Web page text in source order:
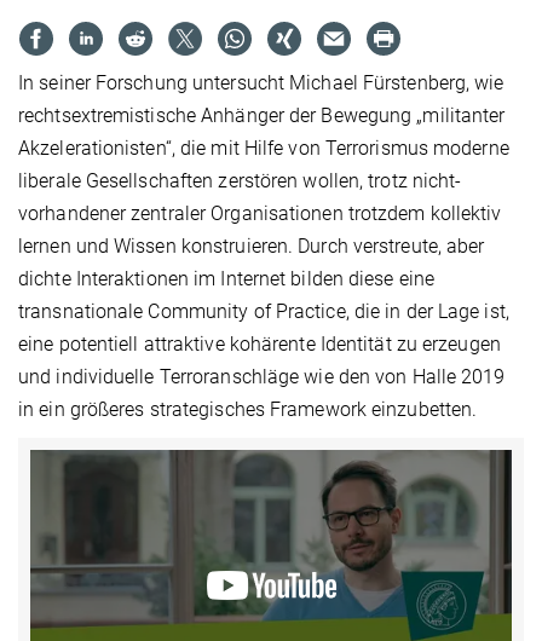
In seiner Forschung untersucht Michael Fürstenberg, wie
rechtsextremistische Anhänger der Bewegung „militanter
Akzelerationisten“, die mit Hilfe von Terrorismus moderne
liberale Gesellschaften zerstören wollen, trotz nicht-
vorhandener zentraler Organisationen trotzdem kollektiv
lernen und Wissen konstruieren. Durch verstreute, aber
dichte Interaktionen im Internet bilden diese eine
transnationale Community of Practice, die in der Lage ist,
eine potentiell attraktive kohärente Identität zu erzeugen
und individuelle Terroranschläge wie den von Halle 2019
in ein größeres strategisches Framework einzubetten.